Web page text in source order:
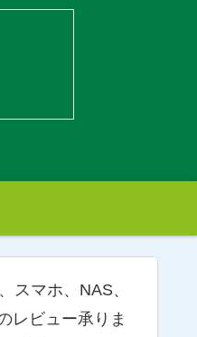
スマホ、NAS、
レビュー承りま